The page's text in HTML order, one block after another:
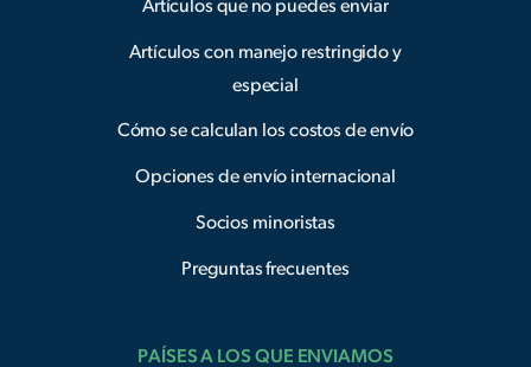
Artículos que no puedes enviar
Artículos con manejo restringido y
especial
Cómo se calculan los costos de envío
Opciones de envío internacional
Socios minoristas
Preguntas frecuentes
PAÍSES A LOS QUE ENVIAMOS